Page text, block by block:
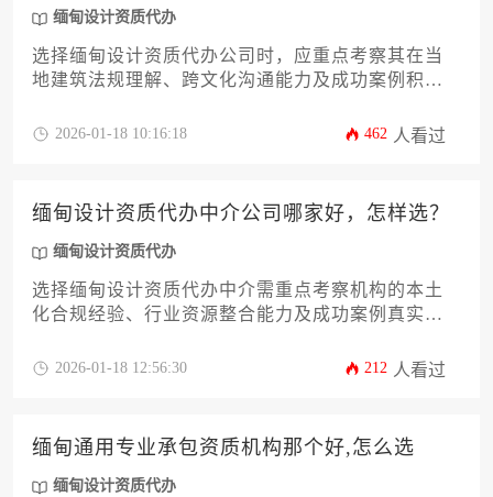
缅甸设计资质代办
选择缅甸设计资质代办公司时，应重点考察其在当
地建筑法规理解、跨文化沟通能力及成功案例积累
机构需具备缅甸建设部备案资质、熟悉各州设计规
理律师执照、评估多语种服务能力等维度进行筛
选，其中对缅甸特殊宗教建筑规范的处理经验尤为
关键。
2026-01-18 10:16:18 462 人看过
缅甸设计资质代办中介公司哪家好，怎样选？
缅甸设计资质代办
选择缅甸设计资质代办中介需重点考察机构的本土
化合规经验、行业资源整合能力及成功案例真实
后续支持体系等维度进行综合评估，而非简单依赖
2026-01-18 12:56:30 212 人看过
缅甸通用专业承包资质机构那个好,怎么选
缅甸设计资质代办